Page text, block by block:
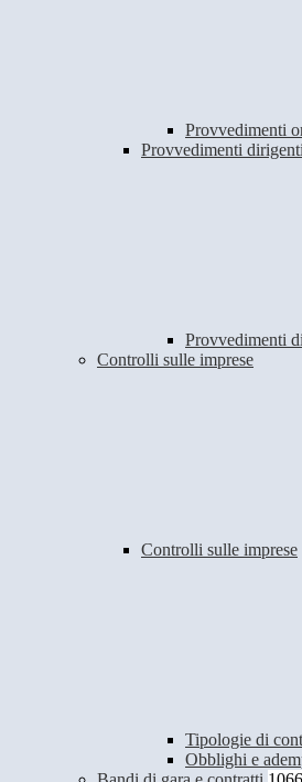
Provvedimenti
Provvedimenti
Provvedimenti
Controlli sulle imprese
Controlli sulle imprese
Tipologie di
Obblighi e